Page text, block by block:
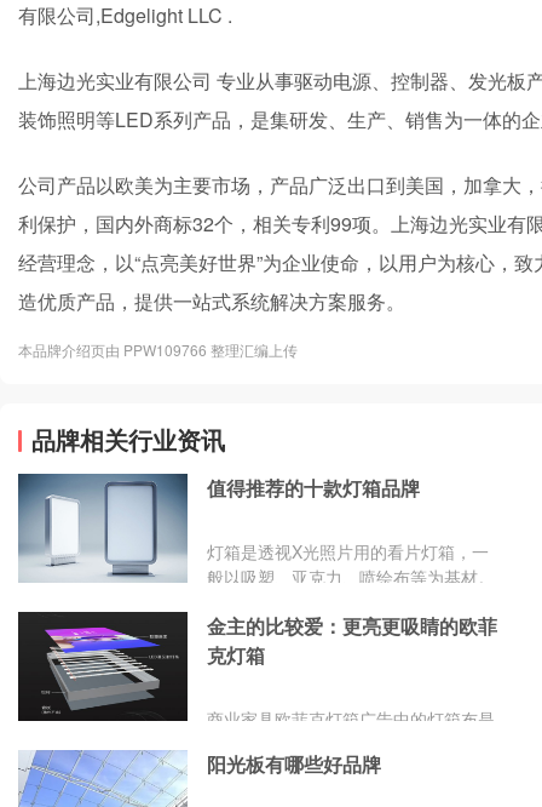
有限公司,Edgelight LLC .
上海边光实业有限公司 专业从事驱动电源、控制器、发光
装饰照明等LED系列产品，是集研发、生产、销售为一体的
公司产品以欧美为主要市场，产品广泛出口到美国，加拿大
利保护，国内外商标32个，相关专利99项。上海边光实业有
经营理念，以“点亮美好世界”为企业使命，以用户为核心，
造优质产品，提供一站式系统解决方案服务。
本品牌介绍页由 PPW109766 整理汇编上传
品牌相关行业资讯
值得推荐的十款灯箱品牌
灯箱是透视X光照片用的看片灯箱，一
般以吸塑、亚克力、喷绘布等为基材。
金主的比较爱：更亮更吸睛的欧菲
克灯箱
商业家具欧菲克灯箱广告中的灯箱布是
缩的原理，有利于安装与效果展示。商
阳光板有哪些好品牌